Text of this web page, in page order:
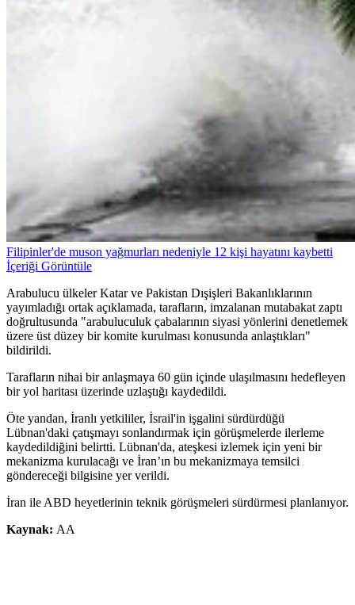
Filipinler'de muson yağmurları nedeniyle 12 kişi hayatını kaybetti
İçeriği Görüntüle
Arabulucu ülkeler Katar ve Pakistan Dışişleri Bakanlıklarının
yayımladığı ortak açıklamada, tarafların, imzalanan mutabakat zaptı
doğrultusunda "arabuluculuk çabalarının siyasi yönlerini denetlemek
üzere üst düzey bir komite kurulması konusunda anlaştıkları"
bildirildi.
Tarafların nihai bir anlaşmaya 60 gün içinde ulaşılmasını hedefleyen
bir yol haritası üzerinde uzlaştığı kaydedildi.
Öte yandan, İranlı yetkililer, İsrail'in işgalini sürdürdüğü
Lübnan'daki çatışmayı sonlandırmak için görüşmelerde ilerleme
kaydedildiğini belirtti. Lübnan'da, ateşkesi izlemek için yeni bir
mekanizma kurulacağı ve İran’ın bu mekanizmaya temsilci
göndereceği bilgisine yer verildi.
İran ile ABD heyetlerinin teknik görüşmeleri sürdürmesi planlanıyor.
Kaynak: AA